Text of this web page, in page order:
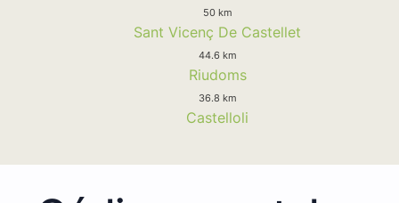
50 km
Sant Vicenç De Castellet
44.6 km
Riudoms
36.8 km
Castelloli